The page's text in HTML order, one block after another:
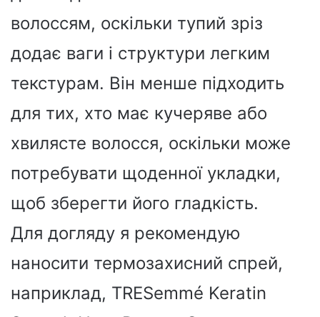
волоссям, оскільки тупий зріз
додає ваги і структури легким
текстурам. Він менше підходить
для тих, хто має кучеряве або
хвилясте волосся, оскільки може
потребувати щоденної укладки,
щоб зберегти його гладкість.
Для догляду я рекомендую
наносити термозахисний спрей,
наприклад, TRESemmé Keratin